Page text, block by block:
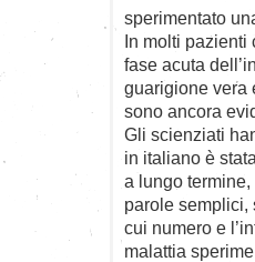
sperimentato
In molti pazienti
fase acuta
guarigione vera
sono ancora
Gli scienziati
in italiano è
a lungo
parole semplici,
cui numero e
malattia